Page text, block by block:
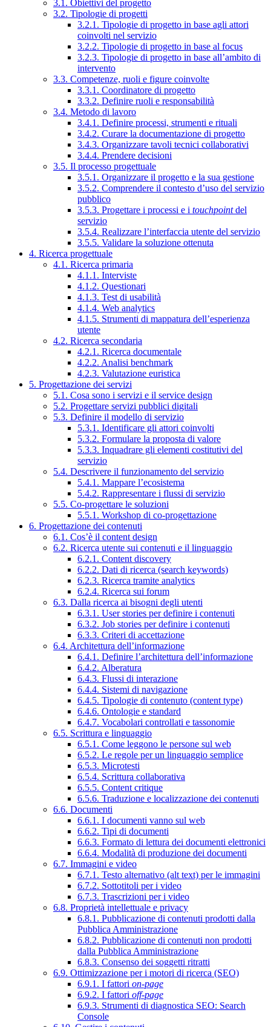
3.1. Obiettivi del progetto
3.2. Tipologie di progetti
3.2.1. Tipologie di progetto in base agli attori
coinvolti nel servizio
3.2.2. Tipologie di progetto in base al focus
3.2.3. Tipologie di progetto in base all’ambito di
intervento
3.3. Competenze, ruoli e figure coinvolte
3.3.1. Coordinatore di progetto
3.3.2. Definire ruoli e responsabilità
3.4. Metodo di lavoro
3.4.1. Definire processi, strumenti e rituali
3.4.2. Curare la documentazione di progetto
3.4.3. Organizzare tavoli tecnici collaborativi
3.4.4. Prendere decisioni
3.5. Il processo progettuale
3.5.1. Organizzare il progetto e la sua gestione
3.5.2. Comprendere il contesto d’uso del servizio
pubblico
3.5.3. Progettare i processi e i touchpointdel
servizio
3.5.4. Realizzare l’interfaccia utente del servizio
3.5.5. Validare la soluzione ottenuta
4. Ricerca progettuale
4.1. Ricerca primaria
4.1.1. Interviste
4.1.2. Questionari
4.1.3. Test di usabilità
4.1.4. Web analytics
4.1.5. Strumenti di mappatura dell’esperienza
utente
4.2. Ricerca secondaria
4.2.1. Ricerca documentale
4.2.2. Analisi benchmark
4.2.3. Valutazione euristica
5. Progettazione dei servizi
5.1. Cosa sono i servizi e il service design
5.2. Progettare servizi pubblici digitali
5.3. Definire il modello di servizio
5.3.1. Identificare gli attori coinvolti
5.3.2. Formulare la proposta di valore
5.3.3. Inquadrare gli elementi costitutivi del
servizio
5.4. Descrivere il funzionamento del servizio
5.4.1. Mappare l’ecosistema
5.4.2. Rappresentare i flussi di servizio
5.5. Co-progettare le soluzioni
5.5.1. Workshop di co-progettazione
6. Progettazione dei contenuti
6.1. Cos’è il content design
6.2. Ricerca utente sui contenuti e il linguaggio
6.2.1. Content discovery
6.2.2. Dati di ricerca (search keywords)
6.2.3. Ricerca tramite analytics
6.2.4. Ricerca sui forum
6.3. Dalla ricerca ai bisogni degli utenti
6.3.1. User stories per definire i contenuti
6.3.2. Job stories per definire i contenuti
6.3.3. Criteri di accettazione
6.4. Architettura dell’informazione
6.4.1. Definire l’architettura dell’informazione
6.4.2. Alberatura
6.4.3. Flussi di interazione
6.4.4. Sistemi di navigazione
6.4.5. Tipologie di contenuto (content type)
6.4.6. Ontologie e standard
6.4.7. Vocabolari controllati e tassonomie
6.5. Scrittura e linguaggio
6.5.1. Come leggono le persone sul web
6.5.2. Le regole per un linguaggio semplice
6.5.3. Microtesti
6.5.4. Scrittura collaborativa
6.5.5. Content critique
6.5.6. Traduzione e localizzazione dei contenuti
6.6. Documenti
6.6.1. I documenti vanno sul web
6.6.2. Tipi di documenti
6.6.3. Formato di lettura dei documenti elettronici
6.6.4. Modalità di produzione dei documenti
6.7. Immagini e video
6.7.1. Testo alternativo (alt text) per le immagini
6.7.2. Sottotitoli per i video
6.7.3. Trascrizioni per i video
6.8. Proprietà intellettuale e privacy
6.8.1. Pubblicazione di contenuti prodotti dalla
Pubblica Amministrazione
6.8.2. Pubblicazione di contenuti non prodotti
dalla Pubblica Amministrazione
6.8.3. Consenso dei soggetti ritratti
6.9. Ottimizzazione per i motori di ricerca (SEO)
6.9.1. I fattori on-page
6.9.2. I fattori off-page
6.9.3. Strumenti di diagnostica SEO: Search
Console